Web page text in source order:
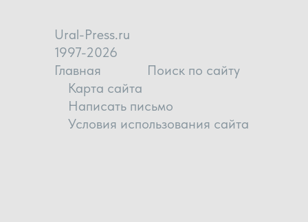
Ural-Press.ru
1997-2026
Главная
Поиск по сайту
Карта сайта
Написать письмо
Условия использования сайта